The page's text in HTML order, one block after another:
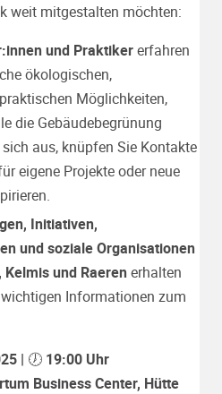
weit mitgestalten möchten:
und Praktikererfahren
ökologischen,
Möglichkeiten,
die Gebäudebegrünung
aus, knüpfen Sie Kontakte
eigene Projekte oder neue
Initiativen,
und soziale Organisationen
und Raeren erhalten
Informationen zum
| 🕖 19:00 Uhr
Business Center, Hütte